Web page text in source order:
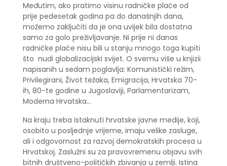
Međutim, ako pratimo visinu radničke plaće od
prije pedesetak godina pa do današnjih dana,
možemo zaključiti da je ona uvijek bila dostatna
samo za golo preživljavanje. Ni prije ni danas
radničke plaće nisu bili u stanju mnogo toga kupiti
što nudi globalizacijski svijet. O svemu više u knjizii
napisanih u sedam poglavlja: Komunistički režim,
Privilegirani, Život težaka, Emigracija, Hrvatska 70-
ih, 80-te godine u Jugoslaviji, Parlamentarizam,
Moderna Hrvatska...
Na kraju treba istaknuti hrvatske javne medije, koji,
osobito u posljednje vrijeme, imaju velike zasluge,
ali i odgovornost za razvoj demokratskih procesa u
Hrvatskoj. Zaslužni su za pravovremenu objavu svih
bitnih društveno-političkih zbivanja u zemlji. Istina